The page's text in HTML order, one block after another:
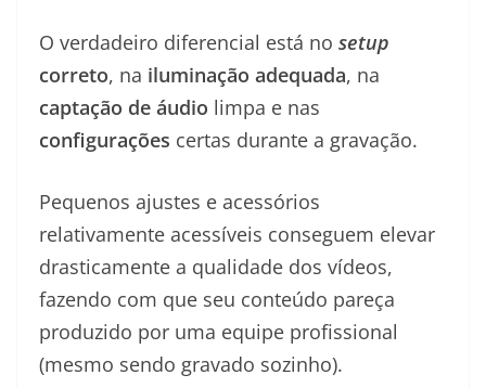
O verdadeiro diferencial está no setup
correto, na iluminação adequada, na
captação de áudio limpa e nas
configurações certas durante a gravação.
Pequenos ajustes e acessórios
relativamente acessíveis conseguem elevar
drasticamente a qualidade dos vídeos,
fazendo com que seu conteúdo pareça
produzido por uma equipe profissional
(mesmo sendo gravado sozinho).